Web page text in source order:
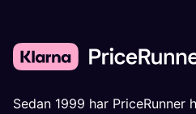
Sedan 1999 har